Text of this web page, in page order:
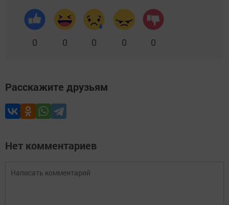
0 0 0 0 0
Расскажите друзьям
Нет комментариев